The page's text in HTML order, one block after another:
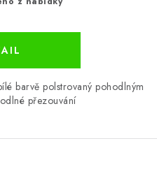
barvě polstrovaný pohodlným
přezouvání